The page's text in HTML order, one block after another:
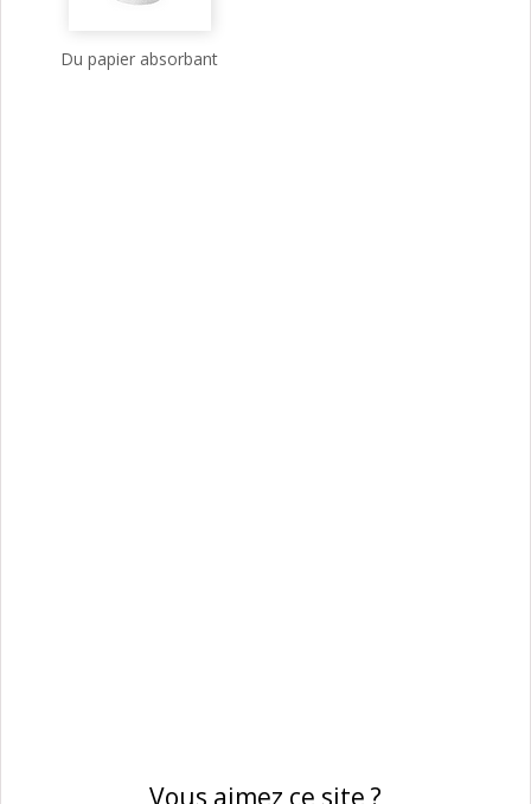
Du papier absorbant
Vous aimez ce site ?